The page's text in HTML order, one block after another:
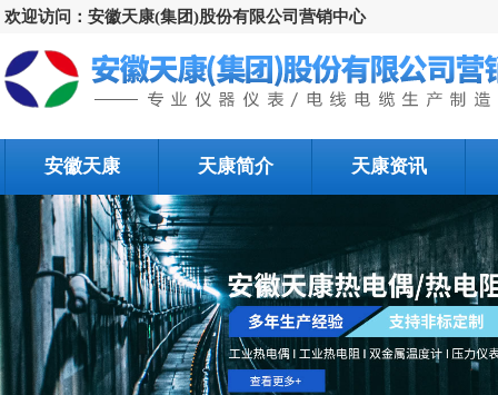
欢迎访问：安徽天康(集团)股份有限公司营销中心
安徽天康 天康简介 天康资讯